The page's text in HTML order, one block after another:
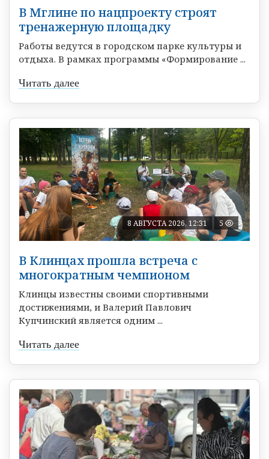
В Мглине по нацпроекту строят
тренажерную площадку
Работы ведутся в городском парке культуры и
отдыха. В рамках программы «Формирование ...
Читать далее
8 АВГУСТА 2026, 12:31 5
В Клинцах прошла встреча с
многократным чемпионом
Клинцы известны своими спортивными
достижениями, и Валерий Павлович
Купчинский является одним ...
Читать далее